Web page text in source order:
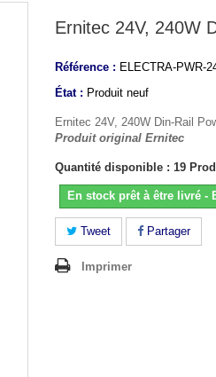
Ernitec 24V, 240W
Référence : ELECTRA-PWR-
État : Produit neuf
Ernitec 24V, 240W Din-Rail
Produit original Ernitec
Quantité disponible : 19
En stock prêt à être livré -
Tweet Partager
Imprimer